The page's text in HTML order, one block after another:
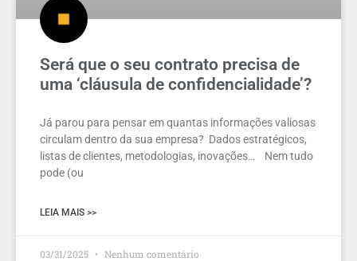
Será que o seu contrato precisa de
uma ‘cláusula de confidencialidade’?
Já parou para pensar em quantas informações valiosas
circulam dentro da sua empresa? Dados estratégicos,
listas de clientes, metodologias, inovações… Nem tudo
pode (ou
LEIA MAIS >>
03/31/2025 Nenhum comentário